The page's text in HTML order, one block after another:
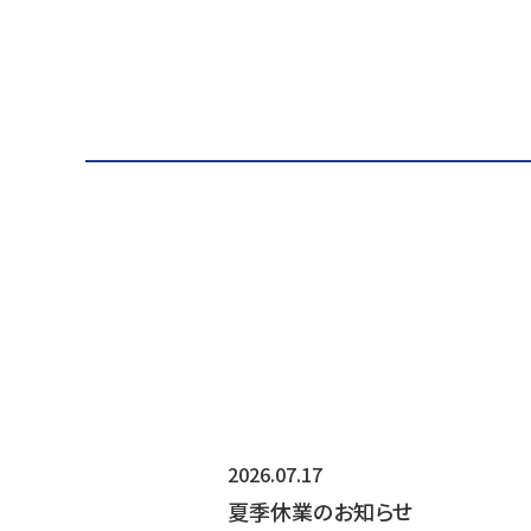
2026.07.17
夏季休業のお知らせ